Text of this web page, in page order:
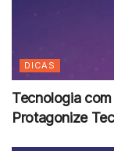
DICAS
Tecnologia
Protagonize